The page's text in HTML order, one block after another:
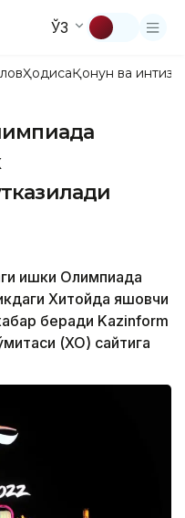
ЎЗ
ҲодисаҚонун ва
Қишки Олимпиада
Хитойда яшовчи
беради Kazinform
(ХОҚ) сайтига